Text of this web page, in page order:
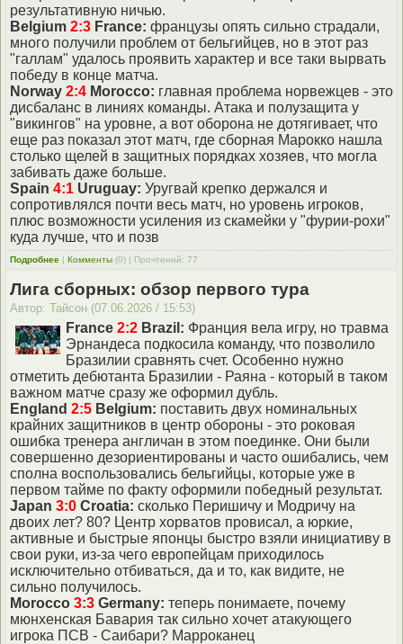
результативную ничью.
Belgium 2:3 France: французы опять сильно страдали,
много получили проблем от бельгийцев, но в этот раз
"галлам" удалось проявить характер и все таки вырвать
победу в конце матча.
Norway 2:4 Morocco: главная проблема норвежцев - это
дисбаланс в линиях команды. Атака и полузащита у
"викингов" на уровне, а вот оборона не дотягивает, что
еще раз показал этот матч, где сборная Марокко нашла
столько щелей в защитных порядках хозяев, что могла
забивать даже больше.
Spain 4:1 Uruguay: Уругвай крепко держался и
сопротивлялся почти весь матч, но уровень игроков,
плюс возможности усиления из скамейки у "фурии-рохи"
куда лучше, что и позв
Подробнее | Комменты (0) | Прочтений: 77
Лига сборных: обзор первого тура
Автор: Тайсон (07.06.2026 / 15:53)
France 2:2 Brazil: Франция вела игру, но травма
Эрнандеса подкосила команду, что позволило
Бразилии сравнять счет. Особенно нужно
отметить дебютанта Бразилии - Раяна - который в таком
важном матче сразу же оформил дубль.
England 2:5 Belgium: поставить двух номинальных
крайних защитников в центр обороны - это роковая
ошибка тренера англичан в этом поединке. Они были
совершенно дезориентированы и часто ошибались, чем
сполна воспользовались бельгийцы, которые уже в
первом тайме по факту оформили победный результат.
Japan 3:0 Croatia: сколько Перишичу и Модричу на
двоих лет? 80? Центр хорватов провисал, а юркие,
активные и быстрые японцы быстро взяли инициативу в
свои руки, из-за чего европейцам приходилось
исключительно отбиваться, да и то, как видите, не
сильно получилось.
Morocco 3:3 Germany: теперь понимаете, почему
мюнхенская Бавария так сильно хочет атакующего
игрока ПСВ - Саибари? Марроканец